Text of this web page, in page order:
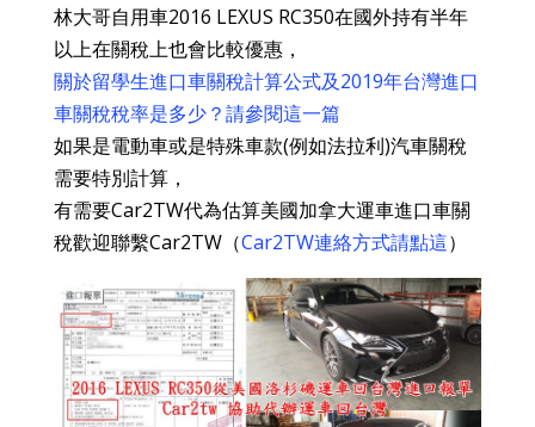
林大哥自用車2016 LEXUS RC350在國外持有半年
以上在關稅上也會比較優惠，
關於留學生進口車關稅計算公式及2019年台灣進口
車關稅稅率是多少？請參閱這一篇
如果是電動車或是特殊車款(例如法拉利)汽車關稅
需要特別計算，
有需要Car2TW代為估算美國加拿大運車進口車關
稅歡迎聯繫Car2TW（Car2TW連絡方式請點這）